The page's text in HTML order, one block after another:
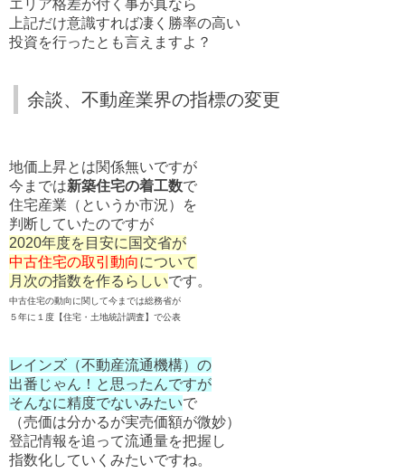
エリア格差が付く事が真なら
上記だけ意識すれば凄く勝率の高い
投資を行ったとも言えますよ？
余談、不動産業界の指標の変更
地価上昇とは関係無いですが
今までは新築住宅の着工数で
住宅産業（というか市況）を
判断していたのですが
2020年度を目安に国交省が
中古住宅の取引動向について
月次の指数を作るらしいです。
中古住宅の動向に関して今までは総務省が
５年に１度【住宅・土地統計調査】で公表
レインズ（不動産流通機構）の
出番じゃん！と思ったんですが
そんなに精度でないみたいで
（売価は分かるが実売価額が微妙）
登記情報を追って流通量を把握し
指数化していくみたいですね。